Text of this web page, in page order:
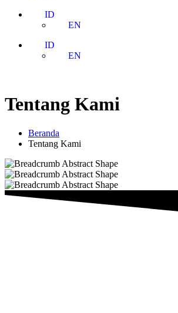
ID
EN
ID
EN
Tentang Kami
Beranda
Tentang Kami